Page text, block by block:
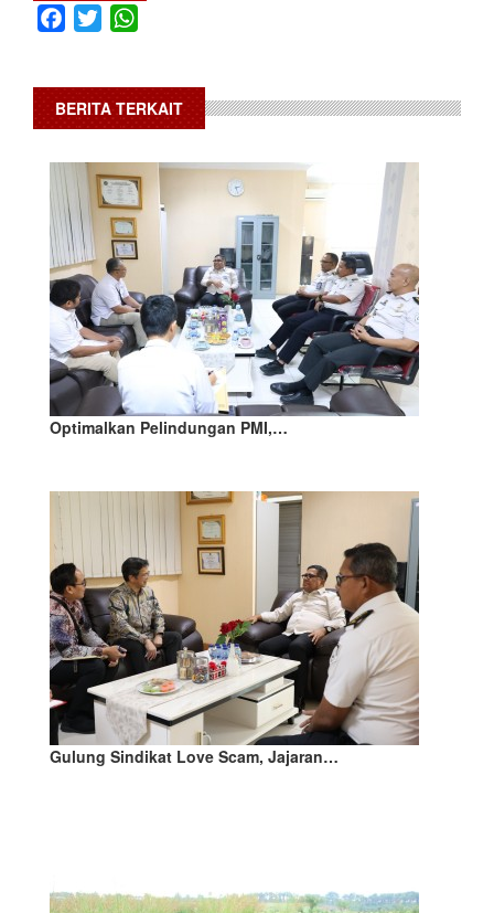
Facebook
Twitter
BERITA TERKAIT
Optimalkan Pelindungan PMI,…
Gulung Sindikat Love Scam, Jajaran…